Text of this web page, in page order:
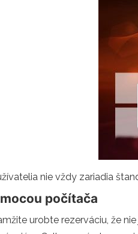
nie vždy zariadia
počítača
urobte rezerváciu, že